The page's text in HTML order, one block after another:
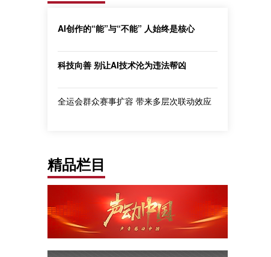
AI创作的“能”与“不能” 人始终是核心
科技向善 别让AI技术沦为违法帮凶
全运会群众赛事扩容 带来多层次联动效应
精品栏目